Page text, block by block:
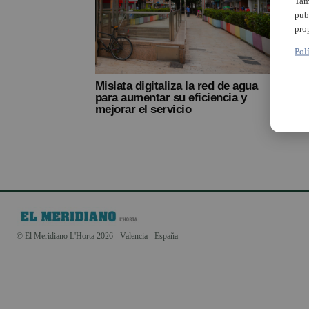
Mislata digitaliza la red de agua
para aumentar su eficiencia y
mejorar el servicio
© El Meridiano L'Horta 2026 - Valencia - España